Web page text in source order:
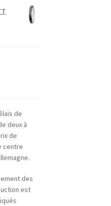
de
deux à
de
centre
des
est